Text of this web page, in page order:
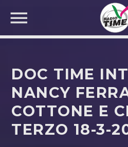
CERCA NEL
DOC TIME
NANCY
COTTONE E
TERZO 18-3-